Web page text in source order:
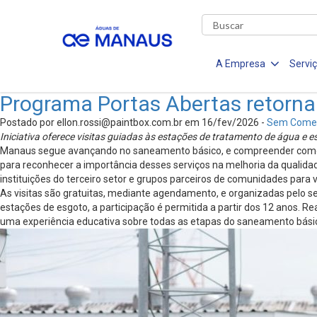
A Empresa
Programa Portas Abertas
Postado porellon.rossi@paintbox.com.brem 16/fev/2026 - Sem
Iniciativa oferece visitas guiadas às estações de tratamento de água e
Manaus segue avançando no saneamento básico, e compreender
para reconhecer a importância desses serviços na melhoria da
instituições do terceiro setor e grupos parceiros de comunidades
As visitas são gratuitas, mediante agendamento, e organizadas pelo
estações de esgoto, a participação é permitida a partir dos 12 anos.
uma experiência educativa sobre todas as etapas do saneamento